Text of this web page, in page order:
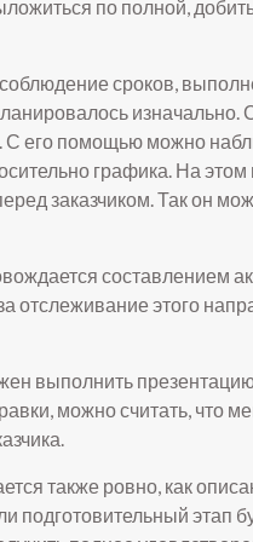
по полной,
сроков,
изначально.
его помощью можно
графика. На
заказчиком. Так он
составлением
отслеживание этого
выполнить
можно считать, что
также ровно, как
подготовительный этап